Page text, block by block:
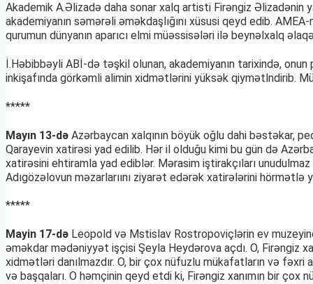
Akademik A.Əlizadə daha sonar xalq artisti Firəngiz Əlizadənin
akademiyanın səmərəli əməkdaşlığını xüsusi qeyd edib.
qurumun dünyanın aparıcı elmi müəssisələri ilə beynəlxalq
İ.Həbibbəyli ABİ-də təşkil olunan, akademiyanın tarixində,
inkişafında görkəmli alimin xidmətlərini yüksək qiymətlndirib.
*****
Mayın 13-də Azərbaycan xalqının böyük oğlu dahi bəstəkar,
Qarayevin xatirəsi yad edilib. Hər il olduğu kimi bu gün də
xatirəsini ehtiramla yad ediblər. Mərasim iştirakçıları
Adıgözəlovun məzarlarıını ziyarət edərək xatirələrini hörmətlə
*****
Mayin 17-də Leopold və Mstislav Rostropoviçlərin ev
əməkdar mədəniyyət işçisi Şeyla Heydərova açdı. O, Firəngiz
xidmətləri danılmazdır. O, bir çox nüfuzlu mükafatların və fəxri
və başqaları. O həmçinin qeyd etdi ki, Firəngiz xanımın bir